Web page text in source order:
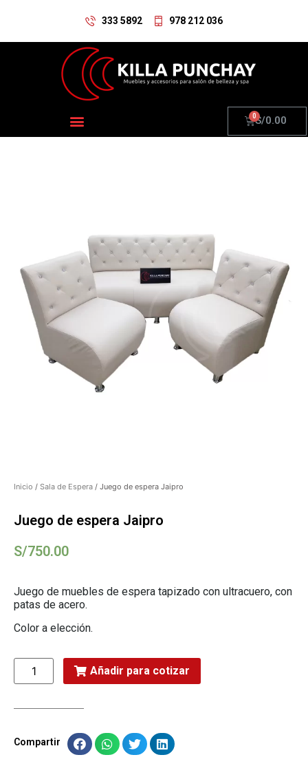
333 5892 978 212 036
S/0.00
Inicio / Sala de Espera / Juego de espera Jaipro
Juego de espera Jaipro
S/750.00
Juego de muebles de espera tapizado con ultracuero, con
patas de acero.
Color a elección.
Añadir para cotizar
Compartir